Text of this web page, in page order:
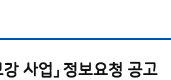
사업」 정보요청 공고